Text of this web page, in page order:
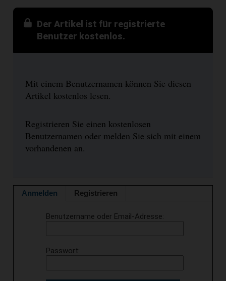
Der Artikel ist für registrierte
Benutzer kostenlos.
Mit einem Benutzernamen können Sie diesen
Artikel kostenlos lesen.
Registrieren Sie einen kostenlosen
Benutzernamen oder melden Sie sich mit einem
vorhandenen an.
Anmelden Registrieren
Benutzername oder Email-Adresse
Passwort